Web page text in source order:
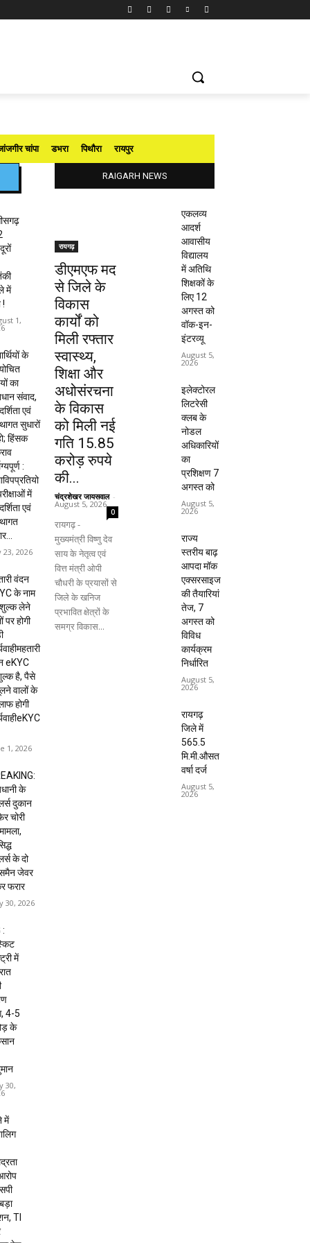
चांपा डभरा पिथौरा रायपुर
में
!
1,
के
का
संवाद,
एवं
सुधारों
हिंसक
:
में
एवं
23, 2026
वंदन
के नाम
लेने
पर होगी
eKYC
है, पैसे
वालों के
होगी
1, 2026
के
दुकान
चोरी
के दो
जेवर
फरार
30, 2026
:
में
4-5
के
30,
में
TI
RAIGARH NEWS
रायगढ़
डीएमएफ मद
से जिले के
विकास
कार्यों को
मिली रफ्तार
स्वास्थ्य,
शिक्षा और
अधोसंरचना
के विकास
को मिली नई
गति 15.85
करोड़ रुपये
की...
चंद्रशेखर जायसवाल -
August 5, 2026
0
रायगढ़ -
मुख्यमंत्री विष्णु देव
साय के नेतृत्व एवं
वित्त मंत्री ओपी
चौधरी के प्रयासों से
जिले के खनिज
प्रभावित क्षेत्रों के
समग्र विकास...
एकलव्य
आदर्श
आवासीय
विद्यालय
में अतिथि
शिक्षकों के
लिए 12
अगस्त को
वॉक-इन-
इंटरव्यू
August 5,
2026
इलेक्टोरल
लिटरेसी
क्लब के
नोडल
अधिकारियों
का
प्रशिक्षण 7
अगस्त को
August 5,
2026
राज्य
स्तरीय बाढ़
आपदा मॉक
एक्सरसाइज
की तैयारियां
तेज, 7
अगस्त को
विविध
कार्यक्रम
निर्धारित
August 5,
2026
रायगढ़
जिले में
565.5
मि.मी.औसत
वर्षा दर्ज
August 5,
2026